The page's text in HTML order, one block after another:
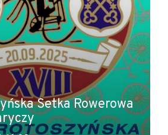
Setka Rowerowa